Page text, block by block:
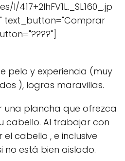
417+2IhFV1L._SL160_.jp
text_button="Comprar
pelo y experiencia (muy
), logras maravillas.
una plancha que ofrezca
cabello. Al trabajar con
cabello , e inclusive
no está bien aislado.